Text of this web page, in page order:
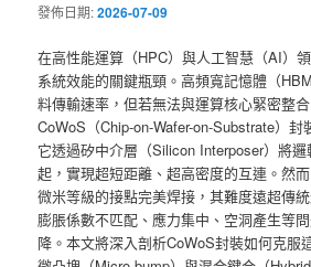
發佈日期:2026-07-09
在高性能運算（HPC）與人工智慧（AI）
系統效能的關鍵瓶頸。高頻寬記憶體（
料傳輸速率，但若無法與運算核心緊密整
CoWoS（Chip-on-Wafer-on-Substrate）封
它透過矽中介層（Silicon Interposer）將
起，實現超短距離、超高密度的互連。然
微米等級的接點完美焊接，其難度遠超傳
膨脹係數不匹配、應力集中、空洞產生等
降。本文將深入剖析CoWoS封裝如何克服